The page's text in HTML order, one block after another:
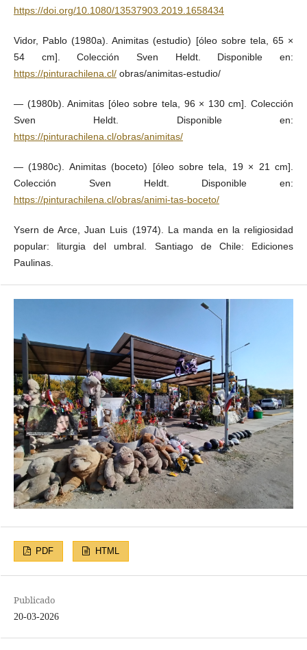
https://doi.org/10.1080/13537903.2019.1658434
Vidor, Pablo (1980a). Animitas (estudio) [óleo sobre tela, 65 ×
54 cm]. Colección Sven Heldt. Disponible en:
https://pinturachilena.cl/obras/animitas-estudio/
— (1980b). Animitas [óleo sobre tela, 96 × 130 cm]. Colección
Sven Heldt. Disponible en:
https://pinturachilena.cl/obras/animitas/
— (1980c). Animitas (boceto) [óleo sobre tela, 19 × 21 cm].
Colección Sven Heldt. Disponible en:
https://pinturachilena.cl/obras/animi-tas-boceto/
Ysern de Arce, Juan Luis (1974). La manda en la religiosidad
popular: liturgia del umbral. Santiago de Chile: Ediciones
Paulinas.
PDF HTML
Publicado
20-03-2026